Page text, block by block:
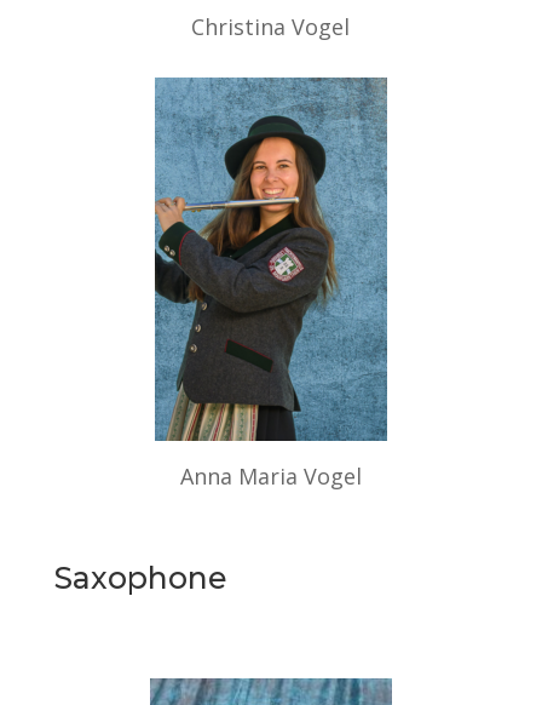
Christina Vogel
Anna Maria Vogel
Saxophone